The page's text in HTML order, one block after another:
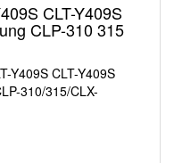
CLT-Y409S
CLP-310 315
Y409S CLT-Y409S
310/315/CLX-